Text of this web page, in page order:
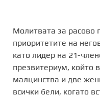
Молитвата за расово
приоритетите на
като лидер на 21-
презвитериум, който
малцинства и две
всички бели, когато